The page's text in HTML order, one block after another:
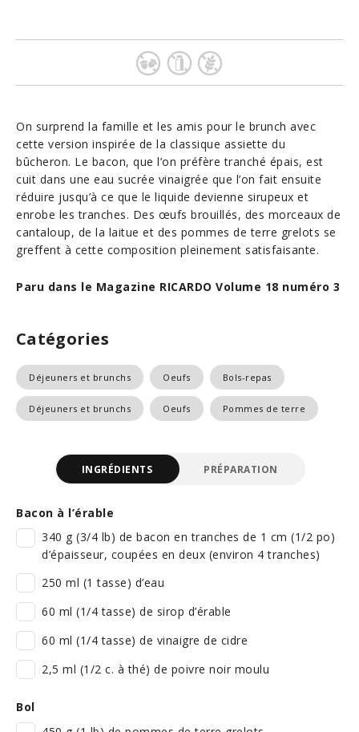
On surprend la famille et les amis pour le brunch avec
cette version inspirée de la classique assiette du
bûcheron. Le bacon, que l’on préfère tranché épais, est
cuit dans une eau sucrée vinaigrée que l’on fait ensuite
réduire jusqu’à ce que le liquide devienne sirupeux et
enrobe les tranches. Des œufs brouillés, des morceaux de
cantaloup, de la laitue et des pommes de terre grelots se
greffent à cette composition pleinement satisfaisante.
Paru dans le Magazine RICARDO Volume 18 numéro 3
Catégories
Déjeuners et brunchs Oeufs Bols-repas
Déjeuners et brunchs Oeufs Pommes de terre
INGRÉDIENTS PRÉPARATION
Bacon à l’érable
340 g (3/4 lb) de bacon en tranches de 1 cm (1/2 po)
d’épaisseur, coupées en deux (environ 4 tranches)
250 ml (1 tasse) d’eau
60 ml (1/4 tasse) de sirop d’érable
60 ml (1/4 tasse) de vinaigre de cidre
2,5 ml (1/2 c. à thé) de poivre noir moulu
Bol